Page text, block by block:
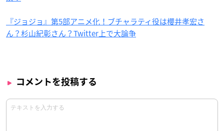
『ジョジョ』第5部アニメ化！ブチャラティ役は櫻井孝宏さ
ん？杉山紀彰さん？Twitter上で大論争
コメントを投稿する